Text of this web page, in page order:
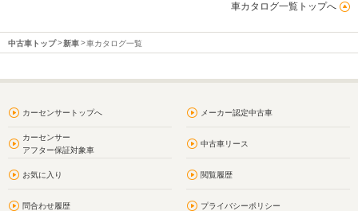
車カタログ一覧トップへ
中古車トップ 新車 車カタログ一覧
カーセンサートップへ メーカー認定中古車
カーセンサー
アフター保証対象車
中古車リース
お気に入り 閲覧履歴
問合わせ履歴 プライバシーポリシー